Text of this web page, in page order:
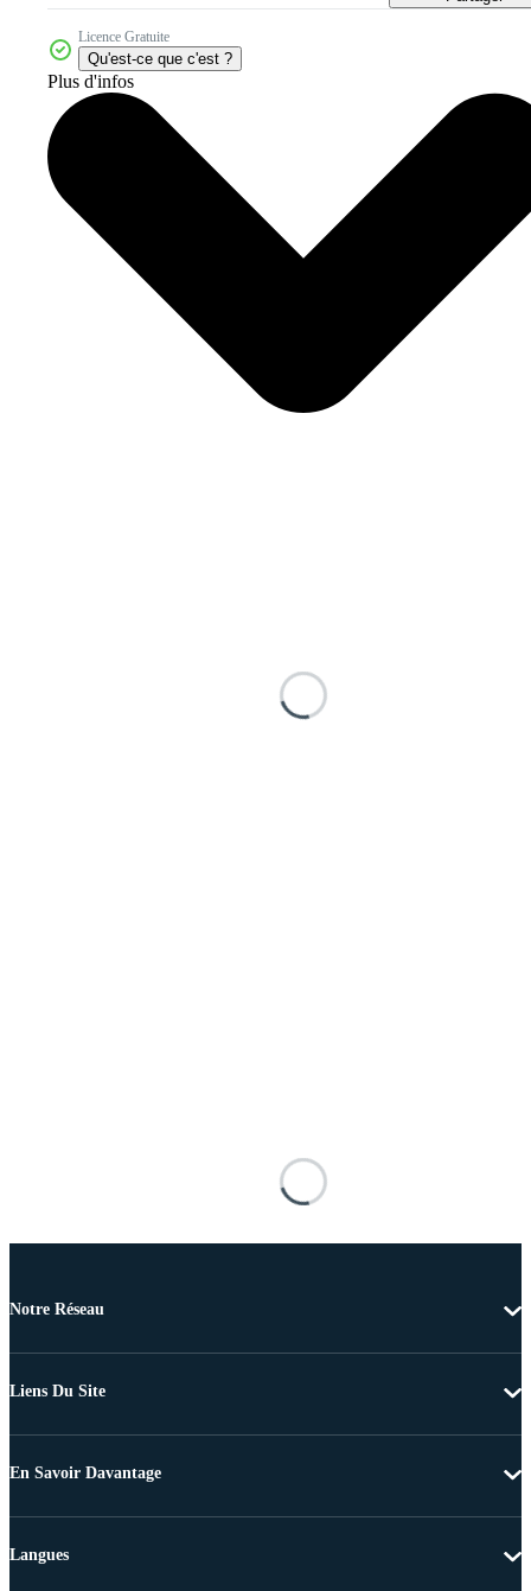
Licence Gratuite
Qu'est-ce que c'est ?
Plus d'infos
Notre Réseau
Liens Du Site
En Savoir Davantage
Langues